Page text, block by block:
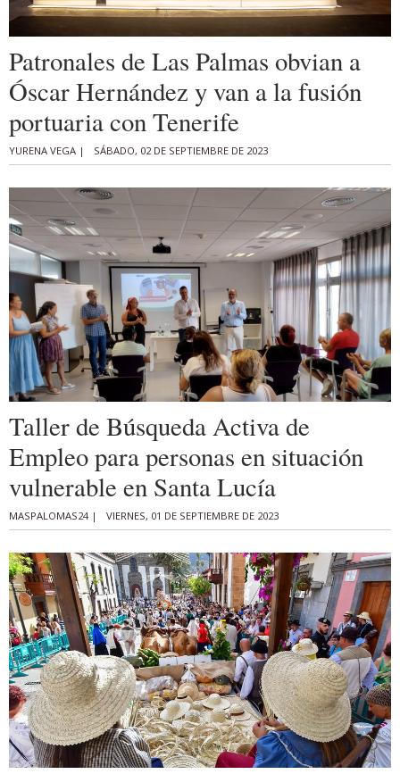
Patronales de Las Palmas obvian a
Óscar Hernández y van a la fusión
portuaria con Tenerife
YURENA VEGA | SÁBADO, 02 DE SEPTIEMBRE DE 2023
Taller de Búsqueda Activa de
Empleo para personas en situación
vulnerable en Santa Lucía
MASPALOMAS24 | VIERNES, 01 DE SEPTIEMBRE DE 2023